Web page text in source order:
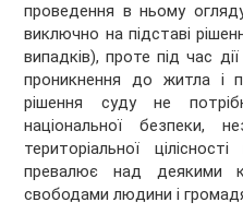
проведення в ньому
виключно на підставі
випадків), проте під час
проникнення до житла і
рішення суду не
національної безпеки,
територіальної
превалює над деякими
свободами людини і